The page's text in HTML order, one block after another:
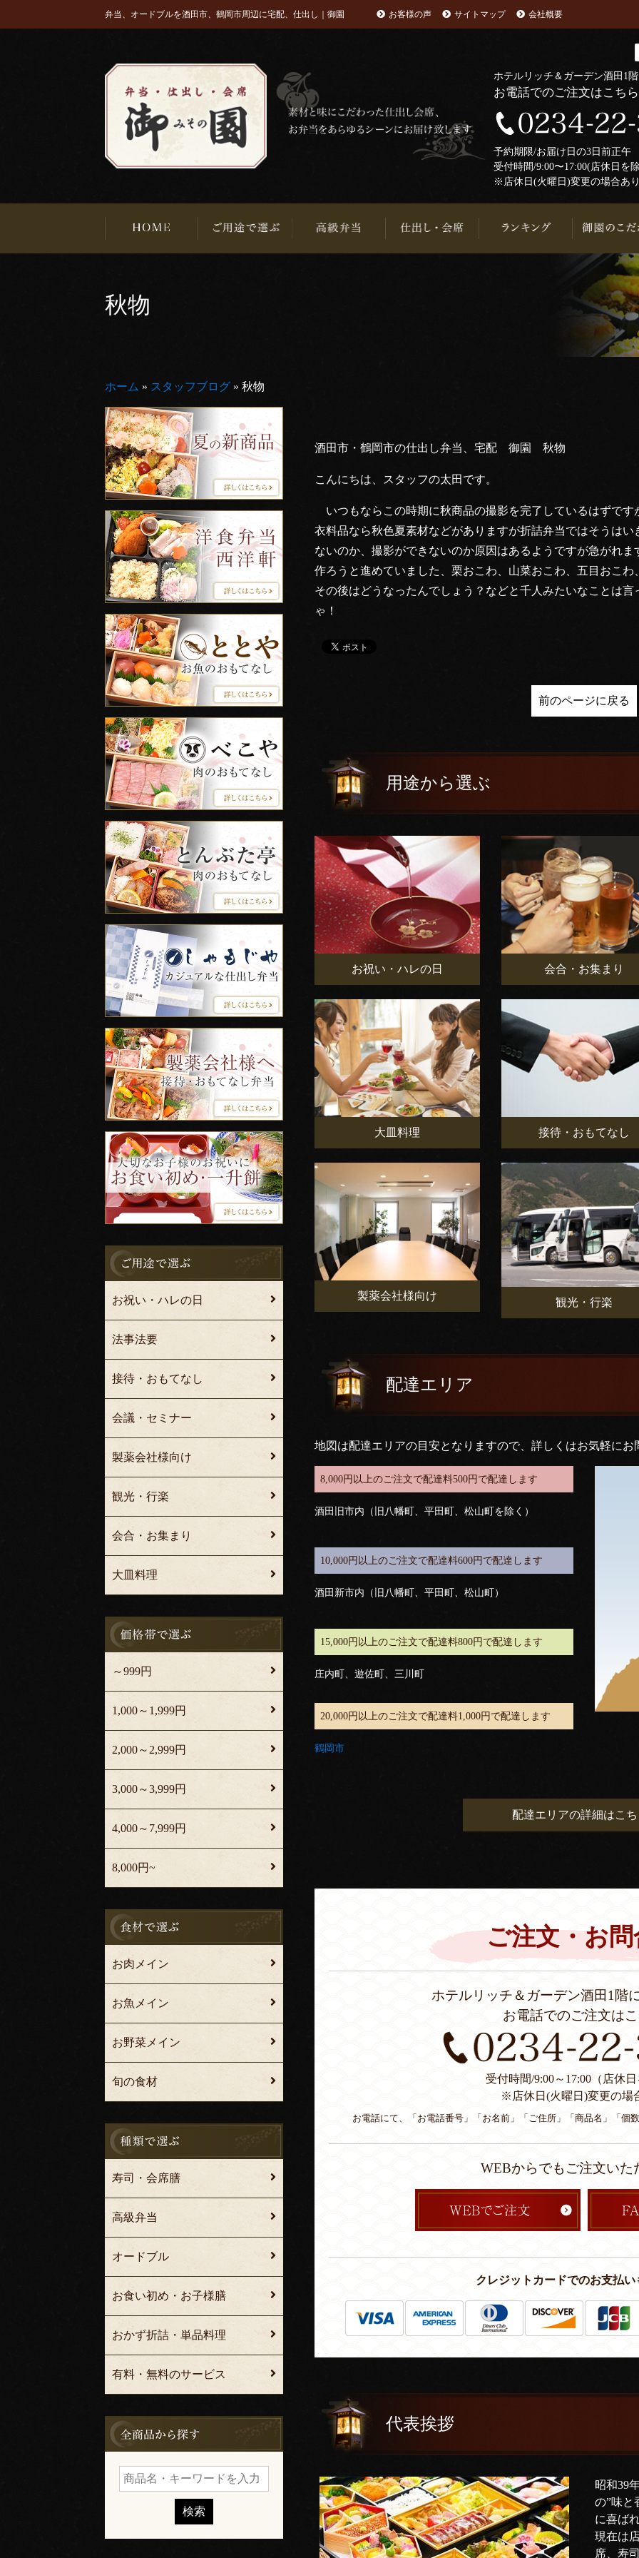
弁当、オードブルを酒田市、鶴岡市周辺に宅配、仕出し｜御園 お客様の声 サイトマップ 会社概要
ホテルリッチ＆ガーデン酒田1
お電話でのご注文はこち
予約期限/お届け日の3日前正
受付時間/9:00〜17:00(店休日を
※店休日(火曜日)変更の場合あ
秋物
ホーム » スタッフブログ » 秋物
酒田市・鶴岡市の仕出し弁当、宅配 御園 秋物
こんにちは、スタッフの太田です。
いつもならこの時期に秋商品の撮影を完了しているはずです
衣料品なら秋色夏素材などがありますが折詰弁当ではそうは
ないのか、撮影ができないのか原因はあるようですが急がれ
作ろうと進めていました、栗おこわ、山菜おこわ、五目おこ
その後はどうなったんでしょう？などと千人みたいなことは
ゃ！
前のページに戻る
用途から選ぶ
お祝い・ハレの日 会合・お集まり
大皿料理 接待・おもてなし
製薬会社様向け
観光・行楽
配達エリア
地図は配達エリアの目安となりますので、詳しくはお気軽にお
8,000円以上のご注文で配達料500円で配達します
酒田旧市内（旧八幡町、平田町、松山町を除く）
10,000円以上のご注文で配達料600円で配達します
酒田新市内（旧八幡町、平田町、松山町）
15,000円以上のご注文で配達料800円で配達します
庄内町、遊佐町、三川町
20,000円以上のご注文で配達料1,000円で配達します
鶴岡市
配達エリアの詳細はこ
ご注文・お問
ホテルリッチ＆ガーデン酒田1階
お電話でのご注文は
受付時間/9:00～17:00（店休
※店休日(火曜日)変更の場
お電話にて、「お電話番号」「お名前」「ご住所」「商品名」「個
WEBからでもご注文いた
クレジットカードでのお支払い
代表挨拶
昭和39
の”味と
に喜ば
現在は
席、寿
お祝い・ハレの日
法事法要
接待・おもてなし
会議・セミナー
製薬会社様向け
観光・行楽
会合・お集まり
大皿料理
～999円
1,000～1,999円
2,000～2,999円
3,000～3,999円
4,000～7,999円
8,000円~
お肉メイン
お魚メイン
お野菜メイン
旬の食材
寿司・会席膳
高級弁当
オードブル
お食い初め・お子様膳
おかず折詰・単品料理
有料・無料のサービス